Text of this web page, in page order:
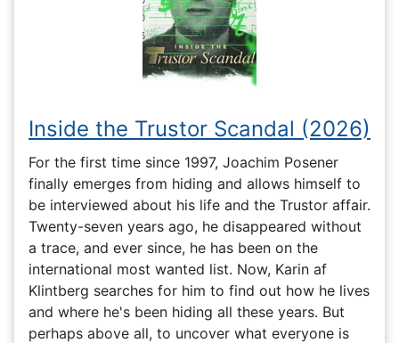
Inside the Trustor Scandal (2026)
For the first time since 1997, Joachim Posener
finally emerges from hiding and allows himself to
be interviewed about his life and the Trustor affair.
Twenty-seven years ago, he disappeared without
a trace, and ever since, he has been on the
international most wanted list. Now, Karin af
Klintberg searches for him to find out how he lives
and where he's been hiding all these years. But
perhaps above all, to uncover what everyone is